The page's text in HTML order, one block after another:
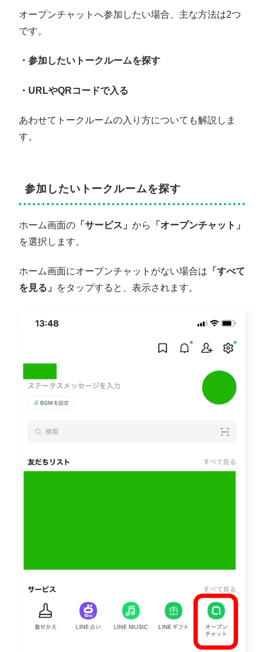
オープンチャットへ参加したい場合、主な方法は2つ
です。
・参加したいトークルームを探す
・URLやQRコードで入る
あわせてトークルームの入り方についても解説しま
す。
参加したいトークルームを探す
ホーム画面の 「サービス」 から
「オープンチャット」
を選択します。
ホーム画面にオープンチャットがない場合は 「すべて
を見る」
をタップすると、表示されます。